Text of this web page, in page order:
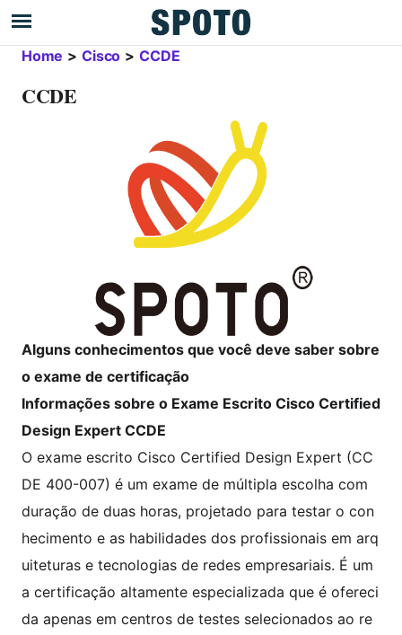
Home > Cisco > CCDE
CCDE
Alguns conhecimentos que você deve saber sobre
o exame de certificação
Informações sobre o Exame Escrito Cisco Certified
Design Expert CCDE
O exame escrito Cisco Certified Design Expert (CC
DE 400-007) é um exame de múltipla escolha com
duração de duas horas, projetado para testar o con
hecimento e as habilidades dos profissionais em arq
uiteturas e tecnologias de redes empresariais. É um
a certificação altamente especializada que é ofereci
da apenas em centros de testes selecionados ao re